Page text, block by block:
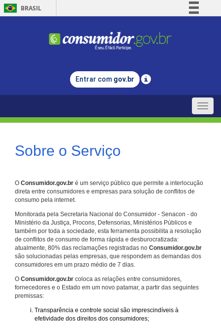
BRASIL
Comunica BR
Legislação
Entrar com gov.br
Toggle
Sobre o Serviço
O Consumidor.gov.br é um serviço público que permite a interlocução
direta entre consumidores e empresas para solução de conflitos de
consumo pela internet.
Monitorada pela Secretaria Nacional do Consumidor - Senacon - do
Ministério da Justiça, Procons, Defensorias, Ministérios Públicos e
também por toda a sociedade, esta ferramenta possibilita a resolução
de conflitos de consumo de forma rápida e desburocratizada:
atualmente, 80% das reclamações registradas no Consumidor.gov.br
são solucionadas pelas empresas, que respondem as demandas dos
consumidores em um prazo médio de 7 dias.
O Consumidor.gov.br coloca as relações entre consumidores,
fornecedores e o Estado em um novo patamar, a partir das seguintes
premissas:
Transparência e controle social são imprescindíveis à
efetividade dos direitos dos consumidores;